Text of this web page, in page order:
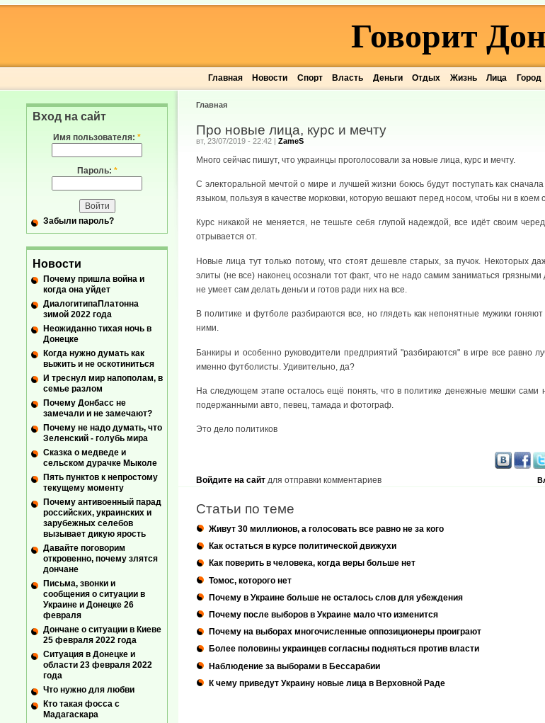
Главная Новости Спорт Власть Деньги Отдых Жизнь Лица Город
Говорит
Главная
Про новые лица, курс и мечту
вт, 23/07/2019 - 22:42 | ZameS
Много сейчас пишут, что украинцы проголосовали за новые лица, курс и мечту.
С электоральной мечтой о мире и лучшей жизни боюсь будут поступать как
языком, пользуя в качестве морковки, которую вешают перед носом, чтобы ни в коем
Курс никакой не меняется, не тешьте себя глупой надеждой, все идёт своим
отрывается от.
Новые лица тут только потому, что стоят дешевле старых, за пучок. Некоторых
элиты (не все) наконец осознали тот факт, что не надо самим заниматься
не умеет сам делать деньги и готов ради них на все.
В политике и футболе разбираются все, но глядеть как непонятные мужики
ними.
Банкиры и особенно руководители предприятий "разбираются" в игре все равно
именно футболисты. Удивительно, да?
На следующем этапе осталось ещё понять, что в политике денежные мешки сами
подержанными авто, певец, тамада и фотограф.
Это дело политиков
Войдите на сайт для отправки комментариев
Статьи по теме
Живут 30 миллионов, а голосовать все равно не за кого
Как остаться в курсе политической движухи
Как поверить в человека, когда веры больше нет
Томос, которого нет
Почему в Украине больше не осталось слов для убеждения
Почему после выборов в Украине мало что изменится
Почему на выборах многочисленные оппозиционеры проиграют
Более половины украинцев согласны подняться против власти
Наблюдение за выборами в Бессарабии
К чему приведут Украину новые лица в Верховной Раде
Вход на сайт
Имя пользователя: *
Пароль: *
Забыли пароль?
Новости
Почему пришла война и
когда она уйдет
ДиалогитипаПлатонна
зимой 2022 года
Неожиданно тихая ночь в
Донецке
Когда нужно думать как
выжить и не оскотиниться
И треснул мир напополам, в
семье разлом
Почему Донбасс не
замечали и не замечают?
Почему не надо думать, что
Зеленский - голубь мира
Сказка о медведе и
сельском дурачке Мыколе
Пять пунктов к непростому
текущему моменту
Почему антивоенный парад
российских, украинских и
зарубежных селебов
вызывает дикую ярость
Давайте поговорим
откровенно, почему злятся
дончане
Письма, звонки и
сообщения о ситуации в
Украине и Донецке 26
февраля
Дончане о ситуации в Киеве
25 февраля 2022 года
Ситуация в Донецке и
области 23 февраля 2022
года
Что нужно для любви
Кто такая фосса с
Мадагаскара